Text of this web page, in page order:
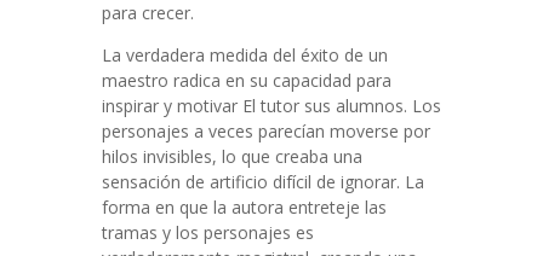
para crecer.
La verdadera medida del éxito de un
maestro radica en su capacidad para
inspirar y motivar El tutor sus alumnos. Los
personajes a veces parecían moverse por
hilos invisibles, lo que creaba una
sensación de artificio difícil de ignorar. La
forma en que la autora entreteje las
tramas y los personajes es